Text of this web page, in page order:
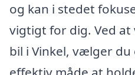
og kan i stedet
vigtigt for dig. Ved
bil i Vinkel, vælger du